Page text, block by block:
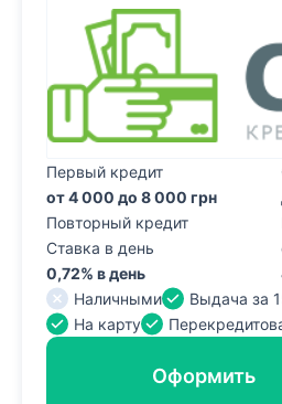
Первый кредит
от 4 000 до 8 000 грн
Повторный кредит
Ставка в день
0,72% в день
Наличными
Выдача за
На карту
Оформить